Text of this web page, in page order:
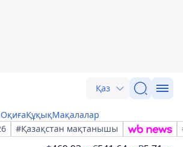
Қаз
ОқиғаҚұқықМақалалар
#Қазақстан мақтанышы